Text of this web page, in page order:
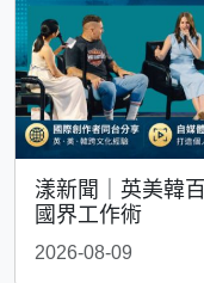
漾新聞｜英美韓
國界工作術
2026-08-09